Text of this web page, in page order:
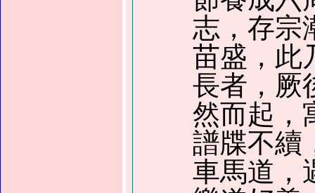
志，存宗
苗盛，此
長者，厥
然而起，
譜牒不續
車馬道，